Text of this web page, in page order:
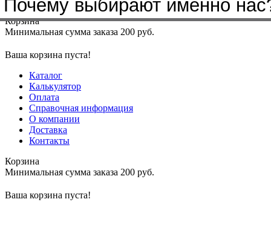
Меню+7(4912)50-37-50sbit@krep62.ru
Корзина
Минимальная сумма заказа 200 руб.
Ваша корзина пуста!
Каталог
Калькулятор
Оплата
Справочная информация
О компании
Доставка
Контакты
Корзина
Минимальная сумма заказа 200 руб.
Ваша корзина пуста!
Почему выбирают именно